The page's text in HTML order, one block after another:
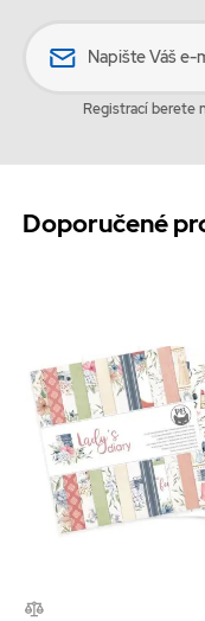
Jméno
Registrací berete
Doporučené